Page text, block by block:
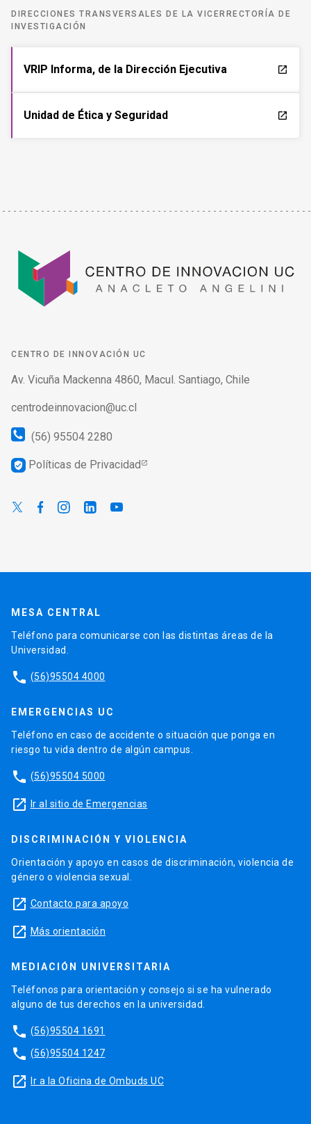
DIRECCIONES TRANSVERSALES DE LA VICERRECTORÍA DE
INVESTIGACIÓN
VRIP Informa, de la Dirección Ejecutiva launch
Unidad de Ética y Seguridad launch
CENTRO DE INNOVACIÓN UC
Av. Vicuña Mackenna 4860, Macul. Santiago, Chile
centrodeinnovacion@uc.cl
(56) 95504 2280
verified_user Políticas de Privacidad
MESA CENTRAL
Teléfono para comunicarse con las distintas áreas de la
Universidad.
phone (56)95504 4000
EMERGENCIAS UC
Teléfono en caso de accidente o situación que ponga en
riesgo tu vida dentro de algún campus.
phone (56)95504 5000
launch Ir al sitio de Emergencias
DISCRIMINACIÓN Y VIOLENCIA
Orientación y apoyo en casos de discriminación, violencia de
género o violencia sexual.
launch Contacto para apoyo
launch Más orientación
MEDIACIÓN UNIVERSITARIA
Teléfonos para orientación y consejo si se ha vulnerado
alguno de tus derechos en la universidad.
phone (56)95504 1691
phone (56)95504 1247
launch Ir a la Oficina de Ombuds UC